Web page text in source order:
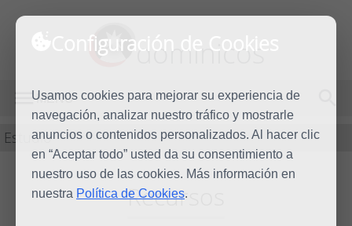
Configuración de Cookies
Usamos cookies para mejorar su experiencia de
navegación, analizar nuestro tráfico y mostrarle
anuncios o contenidos personalizados. Al hacer clic
en “Aceptar todo” usted da su consentimiento a
nuestro uso de las cookies. Más información en
nuestra Política de Cookies.
dominicos
MENÚ
Estudio
Recursos